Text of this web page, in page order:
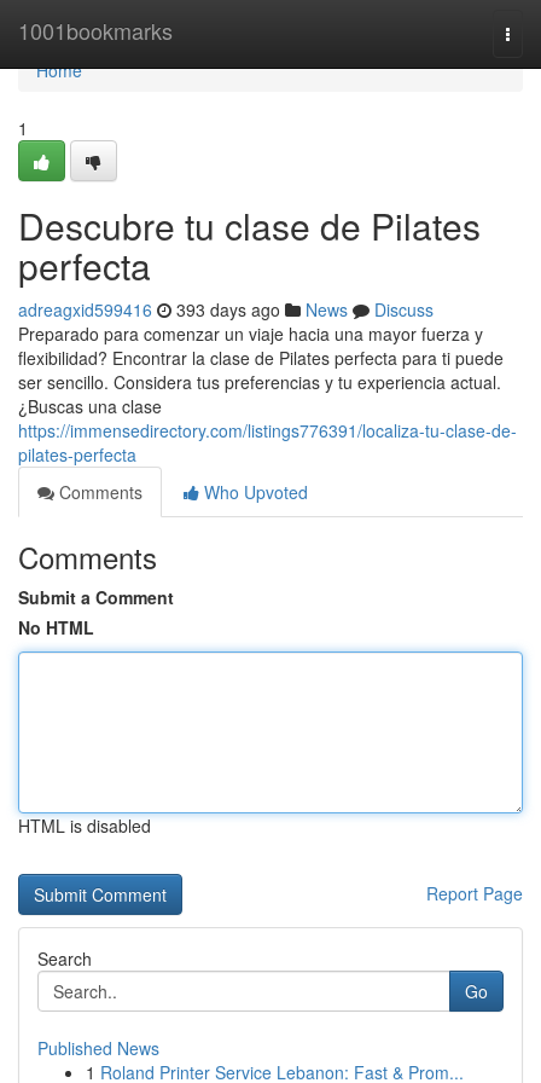
1001bookmarks
Home
Home
1
Descubre tu clase de Pilates
perfecta
adreagxid599416 393 days ago News
Discuss
Preparado para comenzar un viaje hacia una mayor fuerza y
flexibilidad? Encontrar la clase de Pilates perfecta para ti puede
ser sencillo. Considera tus preferencias y tu experiencia actual.
¿Buscas una clase
https://immensedirectory.com/listings776391/localiza-tu-clase-de-
pilates-perfecta
Comments
Who Upvoted
Comments
Submit a Comment
No HTML
HTML is disabled
Report Page
Search
Go
Published News
1 Roland Printer Service Lebanon: Fast & Prom...